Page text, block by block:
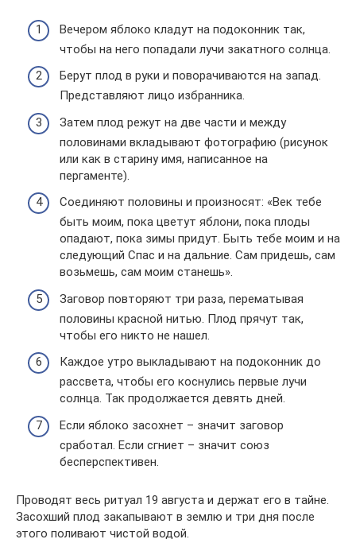
Вечером яблоко кладут на подоконник так,
чтобы на него попадали лучи закатного солнца.
Берут плод в руки и поворачиваются на запад.
Представляют лицо избранника.
Затем плод режут на две части и между
половинами вкладывают фотографию (рисунок
или как в старину имя, написанное на
пергаменте).
Соединяют половины и произносят: «Век тебе
быть моим, пока цветут яблони, пока плоды
опадают, пока зимы придут. Быть тебе моим и на
следующий Спас и на дальние. Сам придешь, сам
возьмешь, сам моим станешь».
Заговор повторяют три раза, перематывая
половины красной нитью. Плод прячут так,
чтобы его никто не нашел.
Каждое утро выкладывают на подоконник до
рассвета, чтобы его коснулись первые лучи
солнца. Так продолжается девять дней.
Если яблоко засохнет – значит заговор
сработал. Если сгниет – значит союз
бесперспективен.
Проводят весь ритуал 19 августа и держат его в тайне.
Засохший плод закапывают в землю и три дня после
этого поливают чистой водой.